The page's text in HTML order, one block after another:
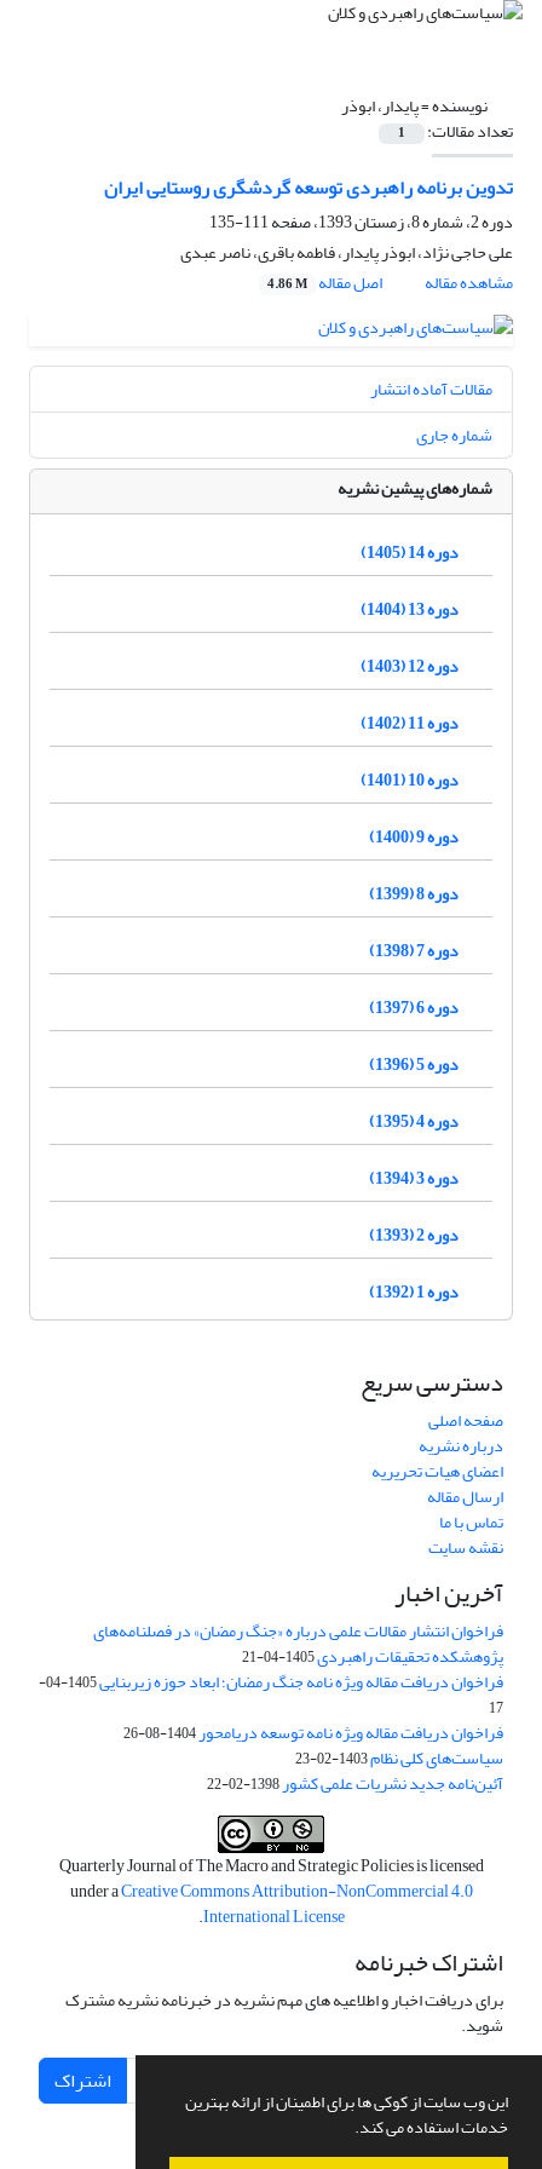
این وب سایت از کوکی ها برای اطمینان از ارائه بهترین
خدمات استفاده می کند.
نویسنده =پایدار، ابوذر
تعداد مقالات: 1
تدوین برنامه‌ راهبردی توسعه گردشگری روستایی ایران
دوره 2، شماره 8، زمستان 1393، صفحه
111-135
علی حاجی نژاد، ابوذر پایدار، فاطمه باقری، ناصر عبدی
مشاهده مقاله
اصل مقاله 4.86 M
مقالات آماده انتشار
شماره جاری
شماره‌های پیشین نشریه
دوره 14 (1405)
دوره 13 (1404)
دوره 12 (1403)
دوره 11 (1402)
دوره 10 (1401)
دوره 9 (1400)
دوره 8 (1399)
دوره 7 (1398)
دوره 6 (1397)
دوره 5 (1396)
دوره 4 (1395)
دوره 3 (1394)
دوره 2 (1393)
دوره 1 (1392)
دسترسی سریع
صفحه اصلی
درباره نشریه
اعضای هیات تحریریه
ارسال مقاله
تماس با ما
نقشه سایت
آخرین اخبار
فراخوان انتشار مقالات علمی درباره «جنگ رمضان» در فصلنامه‌های
پژوهشکده تحقیقات راهبردی1405-04-21
فراخوان دریافت مقاله ویژه نامه جنگ رمضان؛ ابعاد حوزه زیربنایی
1405-04-
17
فراخوان دریافت مقاله ویژه نامه توسعه دریامحور1404-08-26
سیاست‌های کلی نظام1403-02-23
آئین‌نامه جدید نشریات علمی کشور1398-02-22
Quarterly Journal of The Macro and Strategic Policies is licensed
under aCreative Commons Attribution-NonCommercial 4.0
International License
.
اشتراک خبرنامه
برای دریافت اخبار و اطلاعیه های مهم نشریه در خبرنامه نشریه مشترک
شوید.
اشتراک